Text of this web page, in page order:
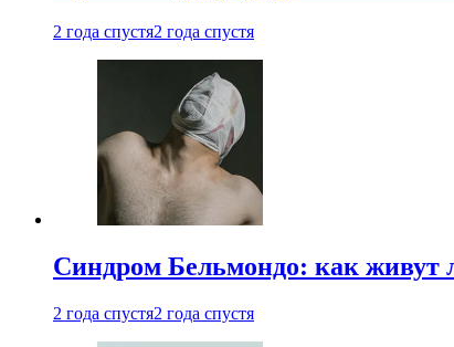
2 года спустя2 года спустя
Синдром Бельмондо: как живут
2 года спустя2 года спустя